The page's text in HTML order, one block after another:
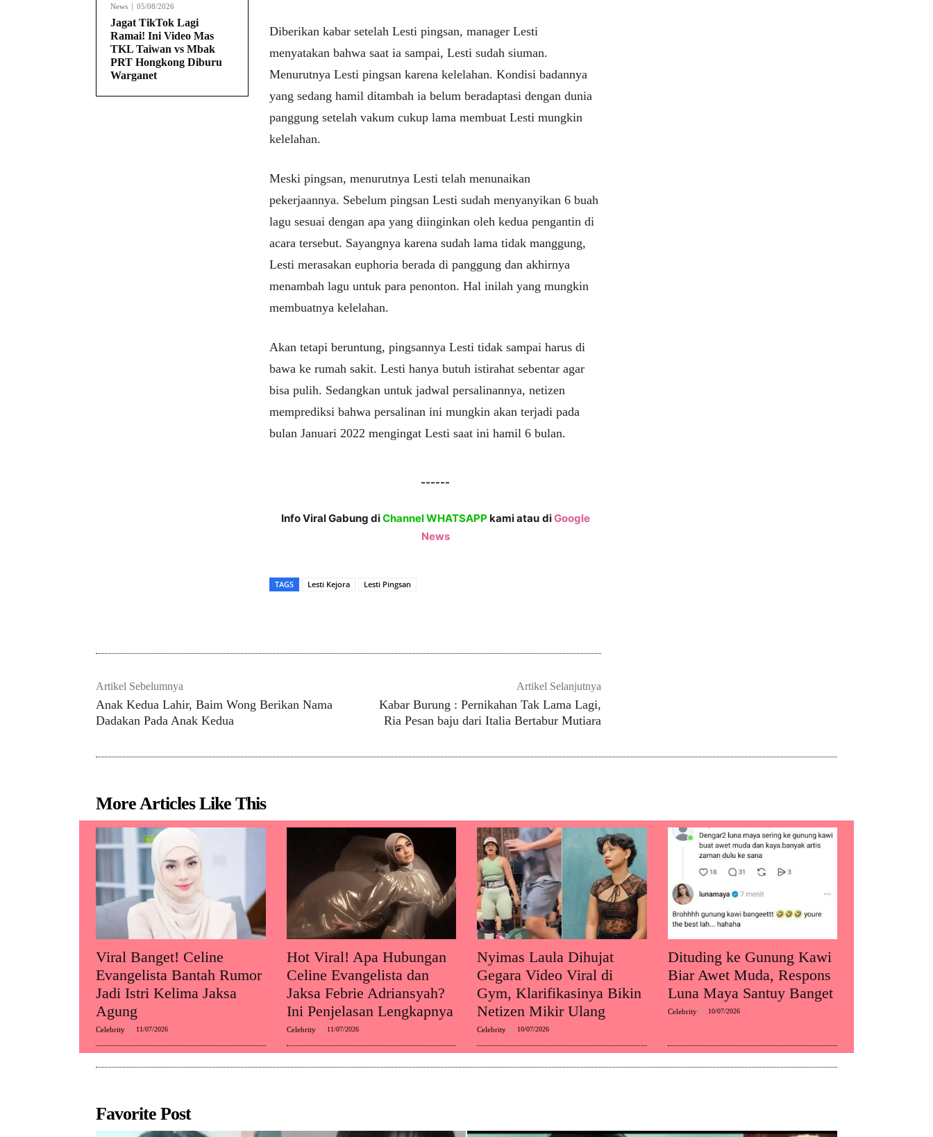
News 05/08/2026
Jagat TikTok Lagi
Ramai! Ini Video Mas
TKL Taiwan vs Mbak
PRT Hongkong Diburu
Warganet
Diberikan kabar setelah Lesti pingsan, manager Lesti
menyatakan bahwa saat ia sampai, Lesti sudah siuman.
Menurutnya Lesti pingsan karena kelelahan. Kondisi badannya
yang sedang hamil ditambah ia belum beradaptasi dengan dunia
panggung setelah vakum cukup lama membuat Lesti mungkin
kelelahan.
Meski pingsan, menurutnya Lesti telah menunaikan
pekerjaannya. Sebelum pingsan Lesti sudah menyanyikan 6 buah
lagu sesuai dengan apa yang diinginkan oleh kedua pengantin di
acara tersebut. Sayangnya karena sudah lama tidak manggung,
Lesti merasakan euphoria berada di panggung dan akhirnya
menambah lagu untuk para penonton. Hal inilah yang mungkin
membuatnya kelelahan.
Akan tetapi beruntung, pingsannya Lesti tidak sampai harus di
bawa ke rumah sakit. Lesti hanya butuh istirahat sebentar agar
bisa pulih. Sedangkan untuk jadwal persalinannya, netizen
memprediksi bahwa persalinan ini mungkin akan terjadi pada
bulan Januari 2022 mengingat Lesti saat ini hamil 6 bulan.
------
Info Viral Gabung diChannel WHATSAPPkami atau diGoogle
News
TAGS Lesti Kejora Lesti Pingsan
Artikel Sebelumnya
Anak Kedua Lahir, Baim Wong Berikan Nama
Dadakan Pada Anak Kedua
Artikel Selanjutnya
Kabar Burung : Pernikahan Tak Lama Lagi,
Ria Pesan baju dari Italia Bertabur Mutiara
More Articles Like This
Viral Banget! Celine
Evangelista Bantah Rumor
Jadi Istri Kelima Jaksa
Agung
Celebrity 11/07/2026
Hot Viral! Apa Hubungan
Celine Evangelista dan
Jaksa Febrie Adriansyah?
Ini Penjelasan Lengkapnya
Celebrity 11/07/2026
Nyimas Laula Dihujat
Gegara Video Viral di
Gym, Klarifikasinya Bikin
Netizen Mikir Ulang
Celebrity 10/07/2026
Dituding ke Gunung Kawi
Biar Awet Muda, Respons
Luna Maya Santuy Banget
Celebrity 10/07/2026
Favorite Post